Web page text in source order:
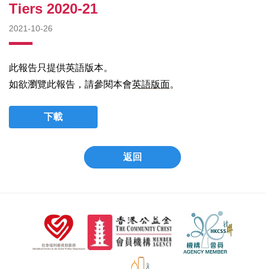
Tiers 2020-21
2021-10-26
此報告只提供英語版本。
如欲瀏覽此報告，請參閱本會英語版面。
下載
返回